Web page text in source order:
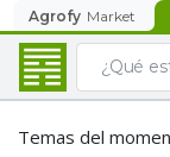
Agrofy Market
Temas del